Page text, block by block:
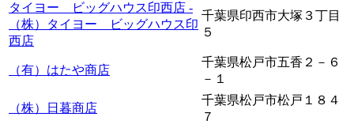
タイヨー ビッグハウス印西店 -
（株）タイヨー ビッグハウス印
西店
千葉県印西市大塚３丁目
５
（有）はたや商店
千葉県松戸市五香２－６
－１
（株）日暮商店
千葉県松戸市松戸１８４
７